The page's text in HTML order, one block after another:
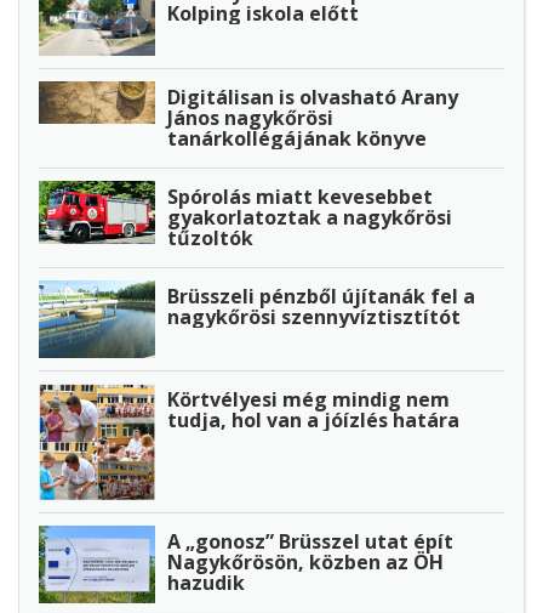
Kolping iskola előtt
Digitálisan is olvasható Arany
János nagykőrösi
tanárkollégájának könyve
Spórolás miatt kevesebbet
gyakorlatoztak a nagykőrösi
tűzoltók
Brüsszeli pénzből újítanák fel a
nagykőrösi szennyvíztisztítót
Körtvélyesi még mindig nem
tudja, hol van a jóízlés határa
A „gonosz” Brüsszel utat épít
Nagykőrösön, közben az ÖH
hazudik